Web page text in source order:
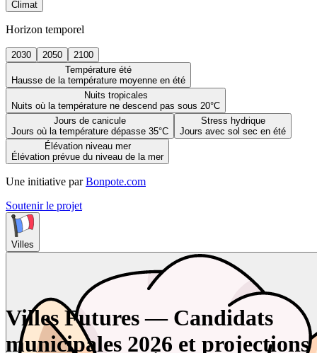
Climat
Horizon temporel
2030 2050
2100
Température été
Hausse de la température moyenne en été
Nuits tropicales
Nuits où la température ne descend pas sous 20°C
Jours de canicule
Jours où la température dépasse 35°C
Stress hydrique
Jours avec sol sec en été
Élévation niveau mer
Élévation prévue du niveau de la mer
Une initiative par Bonpote.com
Soutenir le projet
Villes
Villes Futures — Candidats
municipales 2026 et projections